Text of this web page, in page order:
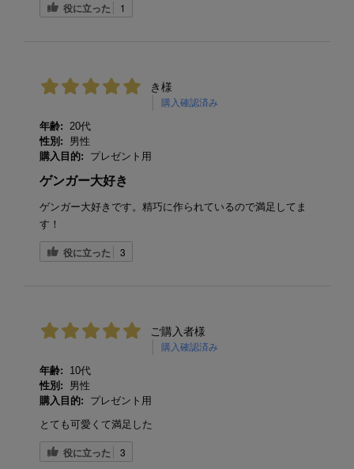
役に立った 1
き様
購入確認済み
年齢: 20代
性別:
男性
購入目的:
プレゼント用
ゲンガー大好き
ゲンガー大好きです。精巧に作られているので満足してま
す！
役に立った 3
ご購入者様
購入確認済み
年齢:
10代
性別:
男性
購入目的:
プレゼント用
とても可愛くて満足した
役に立った 3